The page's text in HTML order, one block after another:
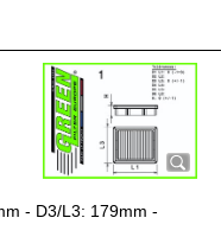
- D3/L3: 179mm -